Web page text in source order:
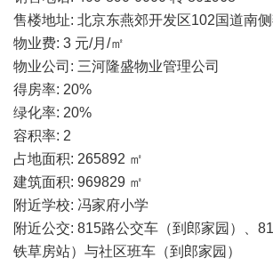
售楼地址: 北京东燕郊开发区102国道南
物业费: 3 元/月/㎡
物业公司: 三河隆盛物业管理公司
得房率: 20%
绿化率: 20%
容积率: 2
占地面积: 265892 ㎡
建筑面积: 969829 ㎡
附近学校: 冯家府小学
附近公交: 815路公交车（到郎家园）、
铁草房站）与社区班车（到郎家园）